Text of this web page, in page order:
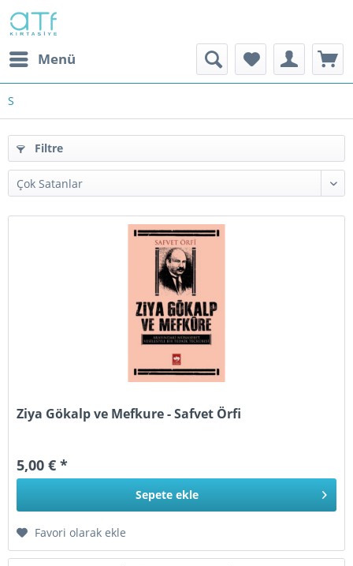
Menü
S
Filtre
Ziya Gökalp ve Mefkure - Safvet Örfi
5,00 € *
Sepete ekle
Favori olarak ekle